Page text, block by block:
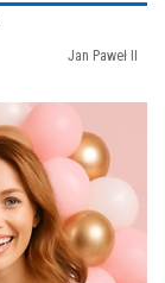
Jan Paweł II